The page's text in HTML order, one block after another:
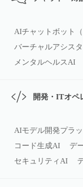
AIチャットボット
バーチャルアシス
メンタルヘルスAI
開発・ITオペ
AIモデル開発プラ
コード生成AI
デ
セキュリティAI